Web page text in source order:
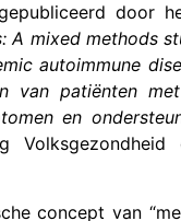
door
A mixed methods
autoimmune
van patiënten
en
concept van